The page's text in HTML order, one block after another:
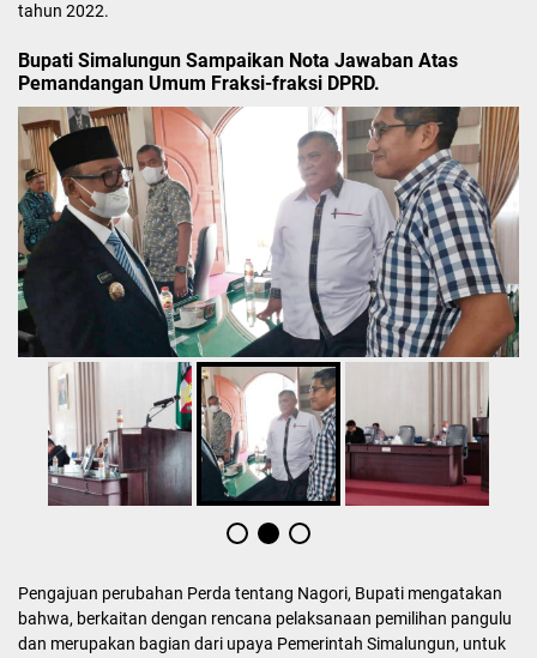
tahun 2022.
Bupati Simalungun Sampaikan Nota Jawaban Atas
Pemandangan Umum Fraksi-fraksi DPRD.
Pengajuan perubahan Perda tentang Nagori, Bupati mengatakan
bahwa, berkaitan dengan rencana pelaksanaan pemilihan pangulu
dan merupakan bagian dari upaya Pemerintah Simalungun, untuk